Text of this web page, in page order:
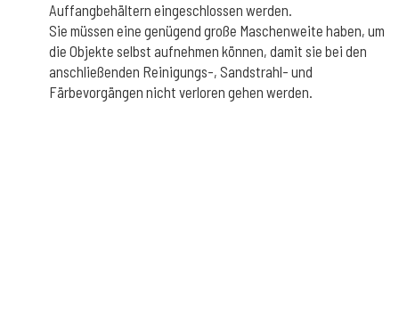
Auffangbehältern eingeschlossen werden.
Sie müssen eine genügend große Maschenweite haben, um
die Objekte selbst aufnehmen können, damit sie bei den
anschließenden Reinigungs-, Sandstrahl- und
Färbevorgängen nicht verloren gehen werden.